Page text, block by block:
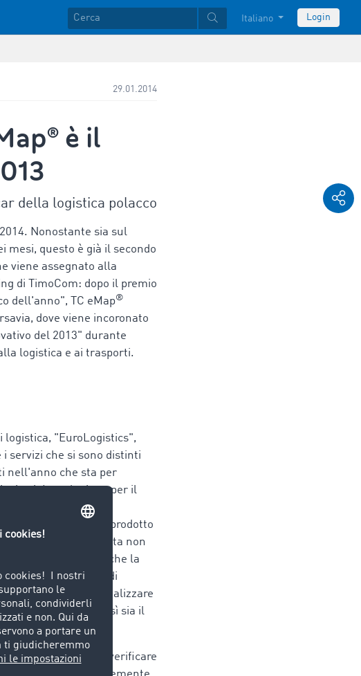
Italiano Login
29.01.2014
è il
della logistica polacco
Nonostante sia sul
mesi, questo è già il secondo
viene assegnato alla
di TimoCom: dopo il premio
dell'anno", TC eMap®
dove viene incoronato
del 2013" durante
logistica e ai trasporti.
logistica, "EuroLogistics",
i servizi che si sono distinti
nell'anno che sta per
La soluzione per il
giuria di livello
scienza, come prodotto
questa scelta non
i benefici effettivi che la
la prima soluzione di
che permette di visualizzare
Si eliminano così sia il
telefonate.
possono verificare